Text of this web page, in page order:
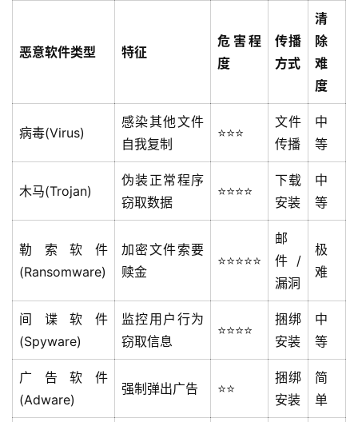
恶意软件类型 特征
危害程
度
传播
方式
清
除
难
度
病毒(Virus)
感染其他文件
自我复制
⭐⭐⭐
文件
传播
中
等
木马(Trojan)
伪装正常程序
窃取数据
⭐⭐⭐⭐
下载
安装
中
等
勒索软件
(Ransomware)
加密文件索要
赎金
⭐⭐⭐⭐⭐
邮
件/
漏洞
极
难
间谍软件
(Spyware)
监控用户行为
窃取信息
⭐⭐⭐⭐
捆绑
安装
中
等
广告软件
(Adware)
强制弹出广告 ⭐⭐
捆绑
安装
简
单